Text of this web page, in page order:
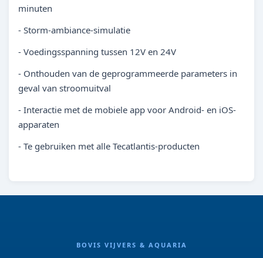
minuten
- Storm-ambiance-simulatie
- Voedingsspanning tussen 12V en 24V
- Onthouden van de geprogrammeerde parameters in
geval van stroomuitval
- Interactie met de mobiele app voor Android- en iOS-
apparaten
- Te gebruiken met alle Tecatlantis-producten
BOVIS VIJVERS & AQUARIA